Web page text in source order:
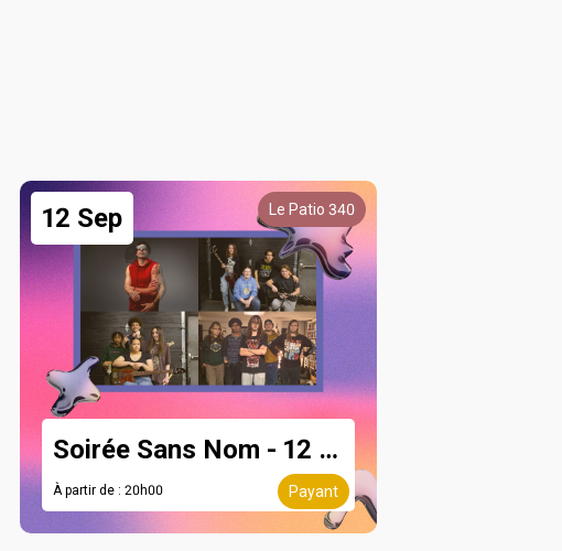
12 Sep Le Patio 340
Soirée Sans Nom - 12 septembre
À partir de : 20h00 Payant